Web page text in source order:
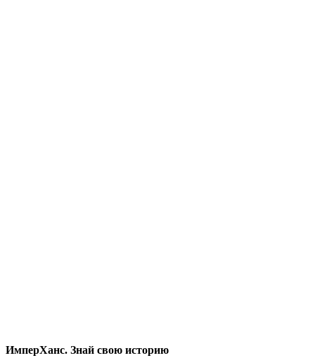
ИмперХанс. Знай свою историю